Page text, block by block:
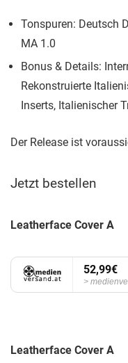
Tonspuren: Deutsch
MA 1.0
Bonus & Details:
Rekonstruierte
Inserts, Italienischer
Der Release ist
Jetzt bestellen
Leatherface Cover A
52,99€
Leatherface Cover A